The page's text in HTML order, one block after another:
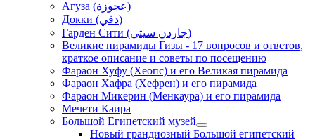
Агуза (عجوزة)
Докки (دقي)
Гарден Сити (جاردن سيتي)
Великие пирамиды Гизы - 17 вопросов и ответов,
краткое описание и советы по посещению
Фараон Хуфу (Хеопс) и его Великая пирамида
Фараон Хафра (Хефрен) и его пирамида
Фараон Микерин (Менкаура) и его пирамида
Мечети Каира
Большой Египетский музей
Новый грандиозный Большой египетский